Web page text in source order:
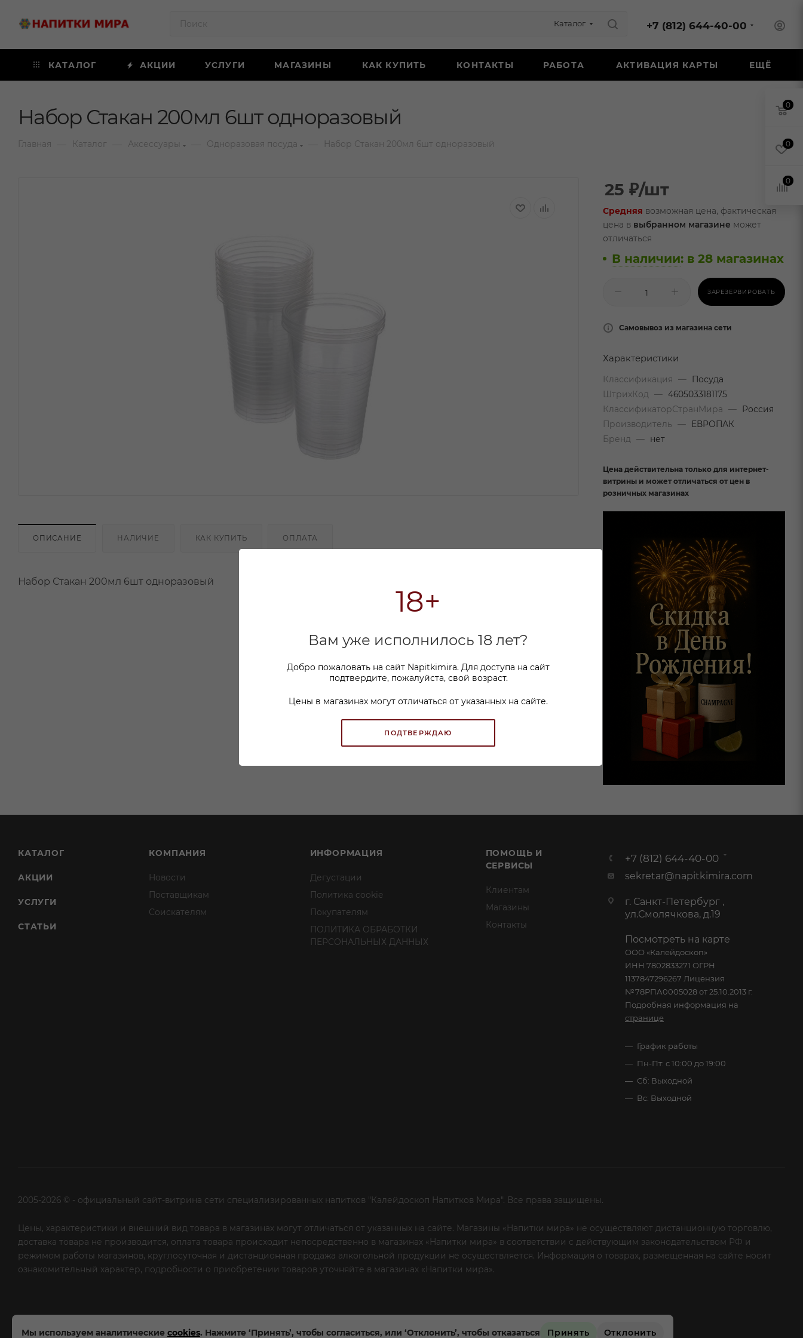
18+
Вам уже исполнилось 18 лет?
Добро пожаловать на сайт Napitkimira. Для доступа на сайт
подтвердите, пожалуйста, свой возраст.
Цены в магазинах могут отличаться от указанных на сайте.
ПОДТВЕРЖДАЮ
Каталог +7 (812) 644-40-00
КАТАЛОГ АКЦИИ УСЛУГИ МАГАЗИНЫ КАК КУПИТЬ КОНТАКТЫ РАБОТА АКТИВАЦИЯ КАРТЫ ЕЩЁ
Набор Стакан 200мл 6шт одноразовый
Главная Каталог Аксессуары Одноразовая посуда Набор Стакан 200мл 6шт одноразовый
ОПИСАНИЕ НАЛИЧИЕ КАК КУПИТЬ ОПЛАТА
Набор Стакан 200мл 6шт одноразовый
25 ₽/шт
Средняя возможная цена, фактическая
цена в выбранном магазине может
отличаться
В наличии: в 28 магазинах
ЗАРЕЗЕРВИРОВАТЬ
Самовывоз из магазина сети
Характеристики
Классификация —
Посуда
ШтрихКод
— 4605033181175
КлассификаторСтранМира
—
Россия
Производитель
—
ЕВРОПАК
Бренд
— нет
Цена действительна только для интернет-
витрины и может отличаться от цен в
розничных магазинах
Мы используем аналитические cookies. Нажмите ‘Принять’, чтобы согласиться, или ‘Отклонить’, чтобы отказаться Принять Отклонить
КАТАЛОГ
АКЦИИ
УСЛУГИ
СТАТЬИ
КОМПАНИЯ
Новости
Поставщикам
Соискателям
ИНФОРМАЦИЯ
Дегустации
Политика cookie
Покупателям
ПОЛИТИКА ОБРАБОТКИ
ПЕРСОНАЛЬНЫХ ДАННЫХ
ПОМОЩЬ И
СЕРВИСЫ
Клиентам
Магазины
Контакты
+7 (812) 644-40-00
sekretar@napitkimira.com
г. Санкт-Петербург ,
ул.Смолячкова, д.19
Посмотреть на карте
ООО «Калейдоскоп»
ИНН 7802833271 ОГРН
1137847296267 Лицензия
№78РПА0005028 от 25.10.2013 г.
Подробная информация на
странице
График работы
Пн-Пт: с 10:00 до 19:00
Сб: Выходной
Вс: Выходной
2005-2026 © - официальный сайт-витрина сети специализированных напитков "Калейдоскоп Напитков Мира". Все права защищены.
Цены, характеристики и внешний вид товара в магазинах могут отличаться от указанных на сайте. Магазины «Напитки мира» не осуществляют дистанционную торговлю,
доставка товара не производится, оплата товара происходит непосредственно в магазинах «Напитки мира» в соответствии с действующим законодательством РФ и
режимом работы магазинов, круглосуточная и дистанционная продажа алкогольной продукции не осуществляется. Информация о товарах, размещенная на сайте носит
ознакомительный характер, подробности о приобретении товаров уточняйте в магазинах «Напитки мира».
0
0
0